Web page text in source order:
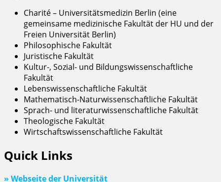
Charité – Universitätsmedizin Berlin (eine
gemeinsame medizinische Fakultät der HU und der
Freien Universität Berlin)
Philosophische Fakultät
Juristische Fakultät
Kultur-, Sozial- und Bildungswissenschaftliche
Fakultät
Lebenswissenschaftliche Fakultät
Mathematisch-Naturwissenschaftliche Fakultät
Sprach- und literaturwissenschaftliche Fakultät
Theologische Fakultät
Wirtschaftswissenschaftliche Fakultät
Quick Links
» Webseite der Universität